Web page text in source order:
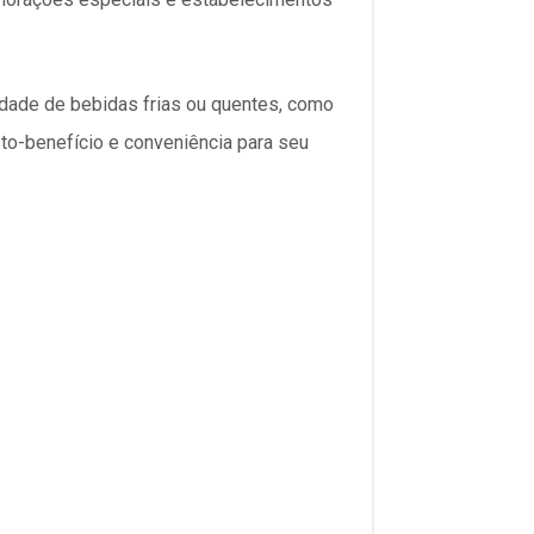
de bebidas frias ou quentes, como
benefício e conveniência para seu